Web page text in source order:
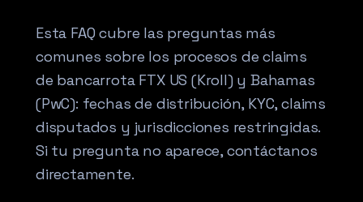
Esta FAQ cubre las preguntas más
comunes sobre los procesos de claims
de bancarrota FTX US (Kroll) y Bahamas
(PwC): fechas de distribución, KYC, claims
disputados y jurisdicciones restringidas.
Si tu pregunta no aparece, contáctanos
directamente.